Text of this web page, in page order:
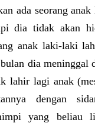
ada seorang
dia tidak akan
anak laki-laki
dia meninggal
lahir lagi anak
dengan
yang beliau